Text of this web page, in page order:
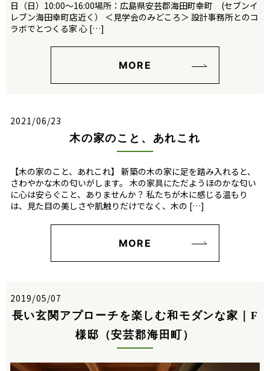
日（日）10:00～16:00場所：広島県安芸郡海田町幸町 (セブンイ
レブン海田幸町店近く） ＜見学会のみどころ＞ 設計事務所とのコ
ラボでとつくる家 心 […]
MORE
2021/06/23
木の家のこと、あれこれ
【木の家のこと、あれこれ】 新築の木の家に足を踏み入れると、
さわやかな木の匂いがします。 木の家具にただようほのかな匂い
に心は安らぐこと、ありませんか？ 私たちが木に感じる温もり
は、見た目の美しさや肌触りだけでなく、木の […]
MORE
2019/05/07
長い玄関アプローチを楽しむ和モダンな家｜F
様邸（安芸郡海田町）